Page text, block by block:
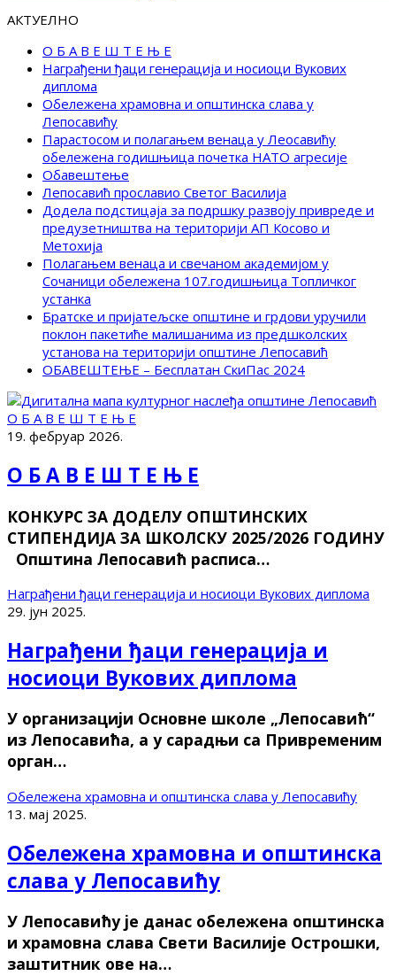
АКТУЕЛНО
О Б А В Е Ш Т Е Њ Е
Награђени ђаци генерација и носиоци Вукових
диплома
Обележена храмовна и општинска слава у
Лепосавићу
Парастосом и полагањем венаца у Леосавићу
обележена годишњица почетка НАТО агресије
Обавештење
Лепосавић прославио Светог Василија
Додела подстицаја за подршку развоју привреде и
предузетништва на територији АП Косово и
Метохија
Полагањем венаца и свечаном академијом у
Сочаници обележена 107.годишњица Топличког
устанка
Братске и пријатељске општине и грдови уручили
поклон пакетиће малишанима из предшколских
установа на територији општине Лепосавић
ОБАВЕШТЕЊЕ – Бесплатан СкиПас 2024
О Б А В Е Ш Т Е Њ Е
19. фебруар 2026.
О Б А В Е Ш Т Е Њ Е
КОНКУРС ЗА ДОДЕЛУ ОПШТИНСКИХ
СТИПЕНДИЈА ЗА ШКОЛСКУ 2025/2026 ГОДИНУ
Општина Лепосавић расписа…
Награђени ђаци генерација и носиоци Вукових диплома
29. јун 2025.
Награђени ђаци генерација и
носиоци Вукових диплома
У организацији Основне школе „Лепосавић“
из Лепосавића, а у сарадњи са Привременим
орган…
Обележена храмовна и општинска слава у Лепосавићу
13. мај 2025.
Обележена храмовна и општинска
слава у Лепосавићу
У Лепосавићу је данас обележена општинска
и храмовна слава Свети Василије Острошки,
заштитник ове на…